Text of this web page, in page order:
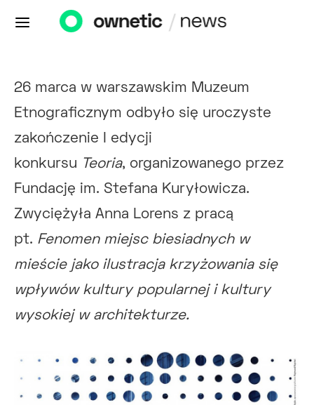
26 marca w warszawskim Muzeum
Etnograficznym odbyło się uroczyste
zakończenie I edycji
konkursu
Teoria, organizowanego przez
Fundację im. Stefana Kuryłowicza.
Zwyciężyła Anna Lorens z pracą
pt. Fenomen miejsc biesiadnych w
mieście jako ilustracja krzyżowania się
wpływów kultury popularnej i kultury
wysokiej w architekturze.